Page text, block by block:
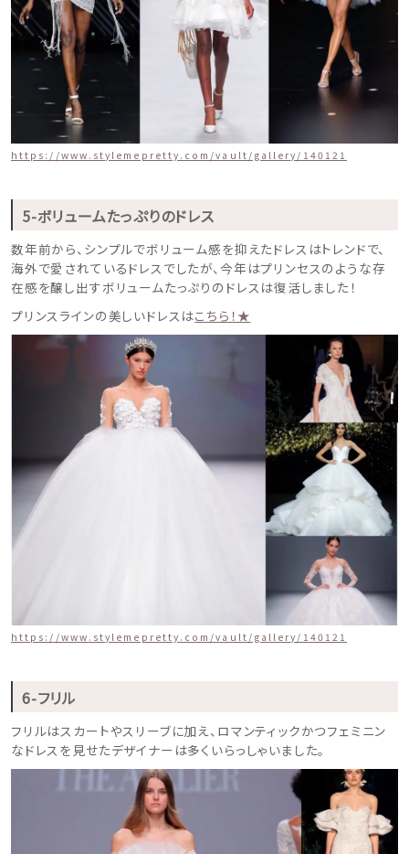
https://www.stylemepretty.com/vault/gallery/140121
5-ボリュームたっぷりのドレス
数年前から、シンプルでボリューム感を抑えたドレスはトレンドで、
海外で愛されているドレスでしたが、今年はプリンセスのような存
在感を醸し出すボリュームたっぷりのドレスは復活しました！
プリンスラインの美しいドレスはこちら！★
https://www.stylemepretty.com/vault/gallery/140121
6-フリル
フリルはスカートやスリーブに加え、ロマンティックかつフェミニン
なドレスを見せたデザイナーは多くいらっしゃいました。